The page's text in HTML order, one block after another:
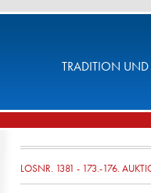
TRADITION UND
LOSNR. 1381 - 173.-176.